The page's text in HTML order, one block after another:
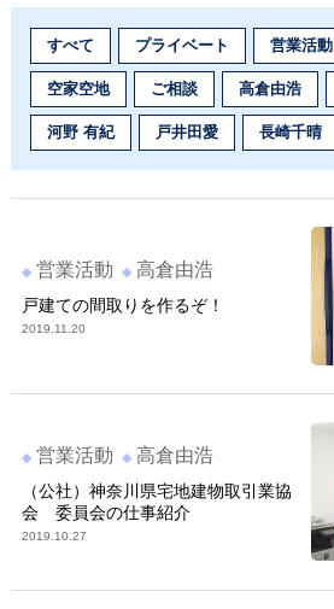
すべて プライベート 営業活動
空家空地 ご相談 高倉由浩
河野 有紀 戸井田愛 長崎千晴
営業活動 高倉由浩
戸建ての間取りを作るぞ！
2019.11.20
営業活動 高倉由浩
（公社）神奈川県宅地建物取引業協
会 委員会の仕事紹介
2019.10.27